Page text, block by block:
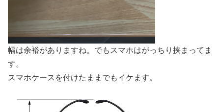
幅は余裕がありますね。でもスマホはがっちり挟まってま
す。
スマホケースを付けたままでもイケます。